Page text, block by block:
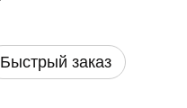
Быстрый заказ